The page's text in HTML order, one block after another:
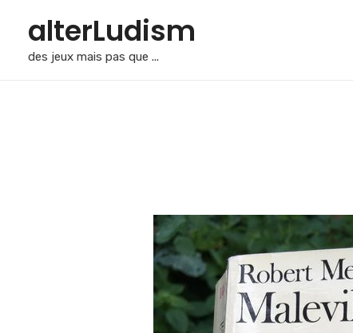
alterLudism
des jeux mais pas que ...